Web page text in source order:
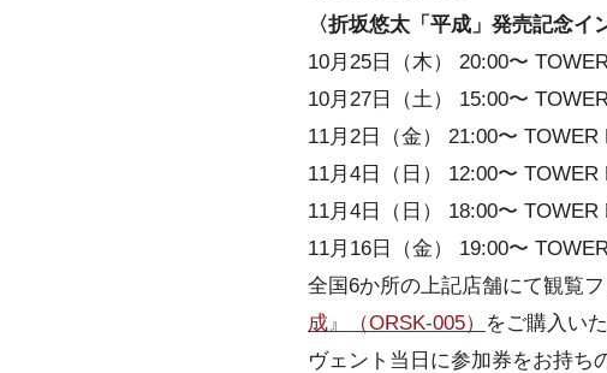
〈折坂悠太「平成」発売記念イ
10月25日（木） 20:00〜
10月27日（土） 15:00〜
11月2日（金） 21:00〜
11月4日（日） 12:00〜
11月4日（日） 18:00〜
11月16日（金） 19:00〜
全国6か所の上記店舗にて観覧
成』（ORSK-005）
をご購入い
ヴェント当日に参加券をお持ち